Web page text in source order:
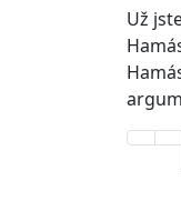
Už